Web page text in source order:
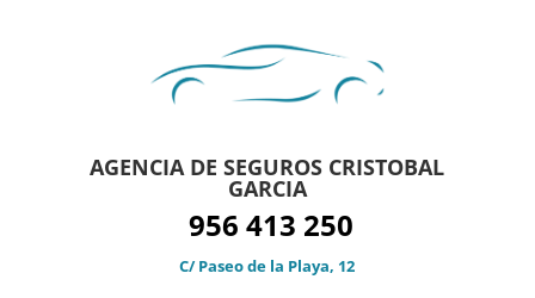
AGENCIA DE SEGUROS CRISTOBAL
GARCIA
956 413 250
C/Paseo de la Playa, 12